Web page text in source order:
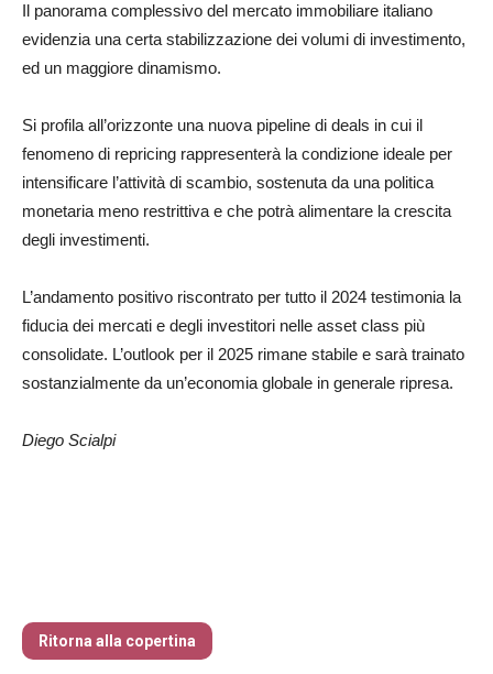
Il panorama complessivo del mercato immobiliare italiano
evidenzia una certa stabilizzazione dei volumi di investimento,
ed un maggiore dinamismo.
Si profila all’orizzonte una nuova pipeline di deals in cui il
fenomeno di repricing rappresenterà la condizione ideale per
intensificare l’attività di scambio, sostenuta da una politica
monetaria meno restrittiva e che potrà alimentare la crescita
degli investimenti.
L’andamento positivo riscontrato per tutto il 2024 testimonia la
fiducia dei mercati e degli investitori nelle asset class più
consolidate. L’outlook per il 2025 rimane stabile e sarà trainato
sostanzialmente da un’economia globale in generale ripresa.
Diego Scialpi
Ritorna alla copertina